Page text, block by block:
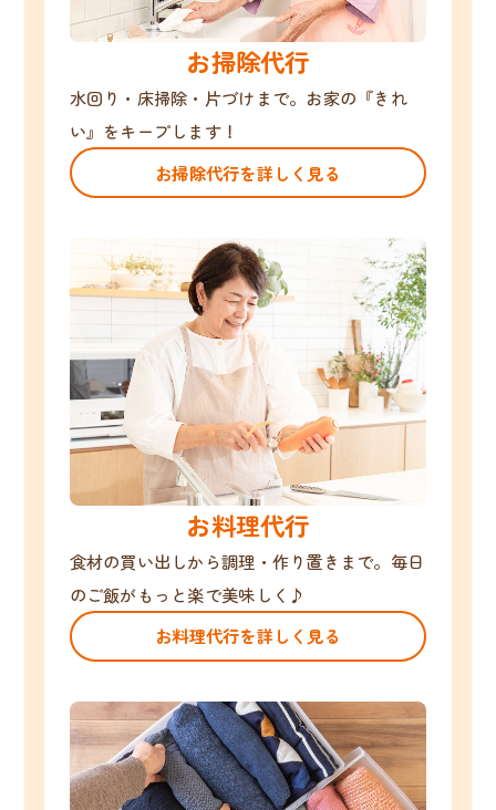
お掃除代行
水回り・床掃除・片づけまで。お家の『きれ
い』をキープします！
お掃除代行を詳しく見る
お料理代行
食材の買い出しから調理・作り置きまで。毎日
のご飯がもっと楽で美味しく♪
お料理代行を詳しく見る